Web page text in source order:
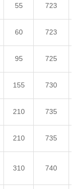
55 723
60 723
95 725
155 730
210 735
210 735
310 740